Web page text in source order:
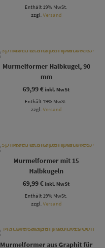
Enthält 19% MwSt.
zzgl. Versand
Murmelformer Halbkugel, 90
mm
69,99€ inkl. MwSt
Enthält 19% MwSt.
zzgl. Versand
Murmelformer mit 15
Halbkugeln
69,99€ inkl. MwSt
Enthält 19% MwSt.
zzgl. Versand
Murmelformer aus Graphit für